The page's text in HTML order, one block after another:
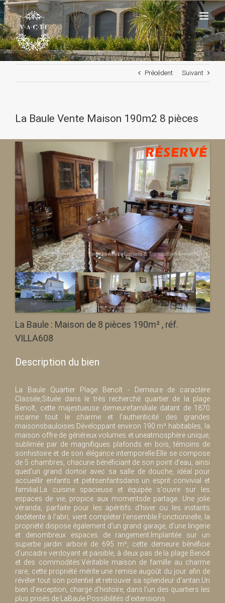
Passer
au
contenu
Précédent Suivant
La Baule Vente Maison 190m2 8 pièces
La Baule : Maison de 8 pièces 190m² , réf.
VILLA608
Description du bien
La Baule Quartier Plage Benoît - Demeure de caractère
Classée,Située dans le très recherché quartier de la plage
Benoît, cette majestueuse demeurefamiliale datant de 1870
incarne tout le charme et l'authenticité des grandes
maisonsbauloises.Développant environ 190 m² habitables, la
maison offre de généreux volumes et uneatmosphère unique,
sublimée par de magnifiques plafonds en bois, témoins de
sonhistoire et de son élégance intemporelle.Elle se compose
de 5 chambres, chacune bénéficiant de son point d'eau, ainsi
qued'un grand dortoir avec sa salle de douche, idéal pour
accueillir enfants et petitsenfantsdans un esprit convivial et
familial.La cuisine spacieuse et équipée s'ouvre sur les
espaces de vie, propice aux momentsde partage. Une jolie
véranda, parfaite pour les apéritifs d'hiver ou les instants
dedétente à l'abri, vient compléter l'ensemble.Fonctionnelle, la
propriété dispose également d'un grand garage, d'une lingerie
et denombreux espaces de rangement.Implantée sur un
superbe jardin arboré de 695 m², cette demeure bénéficie
d'uncadre verdoyant et paisible, à deux pas de la plage Benoit
et des commodités.Véritable maison de famille au charme
rare, cette propriété mérite une remise augoût du jour afin de
révéler tout son potentiel et retrouver sa splendeur d'antan.Un
bien d'exception, chargé d'histoire, dans l'un des quartiers les
plus prisés de LaBaule.Possibilités d'extensions